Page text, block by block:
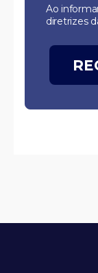
Ao
diretrizes